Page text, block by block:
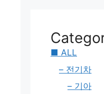
■ ALL
– 전기차
– 기아